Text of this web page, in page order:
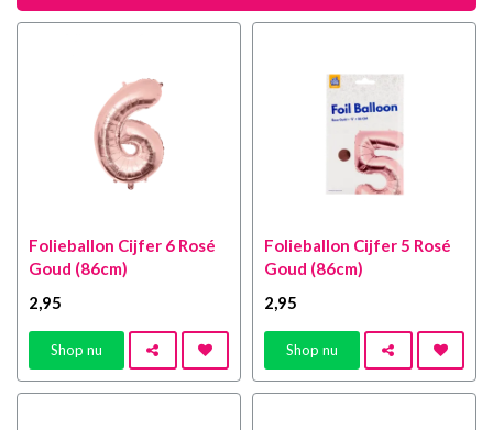
Folieballon Cijfer 6 Rosé
Goud (86cm)
2 ,95
Shop nu
Folieballon Cijfer 5 Rosé
Goud (86cm)
2 ,95
Shop nu